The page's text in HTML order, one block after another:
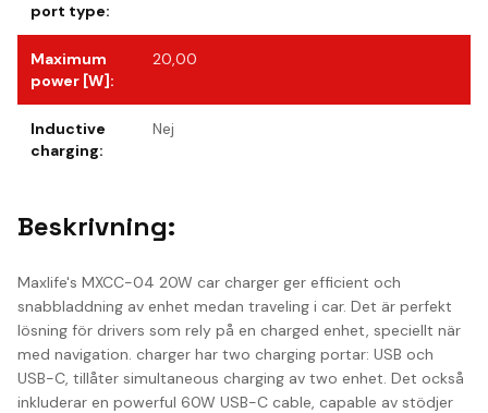
port type:
Maximum
power [W]:
20,00
Inductive
charging:
Nej
Beskrivning:
Maxlife's MXCC-04 20W car charger ger efficient och
snabbladdning av enhet medan traveling i car. Det är perfekt
lösning för drivers som rely på en charged enhet, speciellt när
med navigation. charger har two charging portar: USB och
USB-C, tillåter simultaneous charging av two enhet. Det också
inkluderar en powerful 60W USB-C cable, capable av stödjer